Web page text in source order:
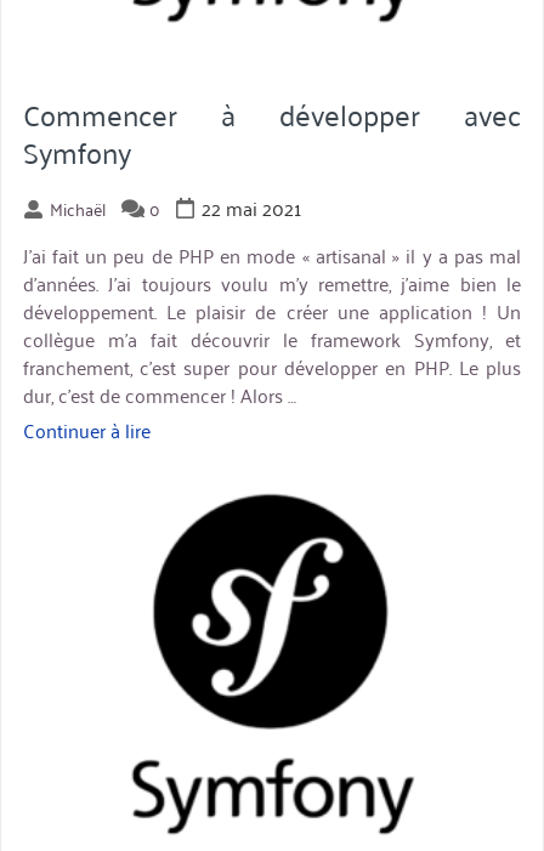
Commencer à développer avec
Symfony
Michaël 0
22 mai 2021
J’ai fait un peu de PHP en mode « artisanal » il y a pas mal
d’années. J’ai toujours voulu m’y remettre, j’aime bien le
développement. Le plaisir de créer une application ! Un
collègue m’a fait découvrir le framework Symfony, et
franchement, c’est super pour développer en PHP. Le plus
dur, c’est de commencer ! Alors …
Continuer à lire« Commencer
Symfony »